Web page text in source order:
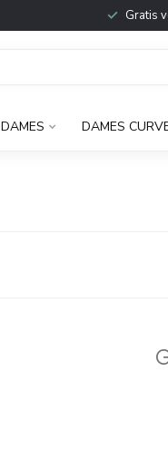
Gratis
DAMES DAMES